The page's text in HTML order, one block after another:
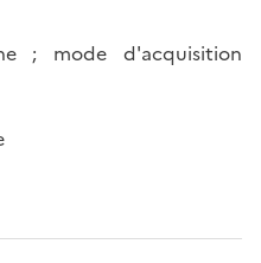
; mode d'acquisition